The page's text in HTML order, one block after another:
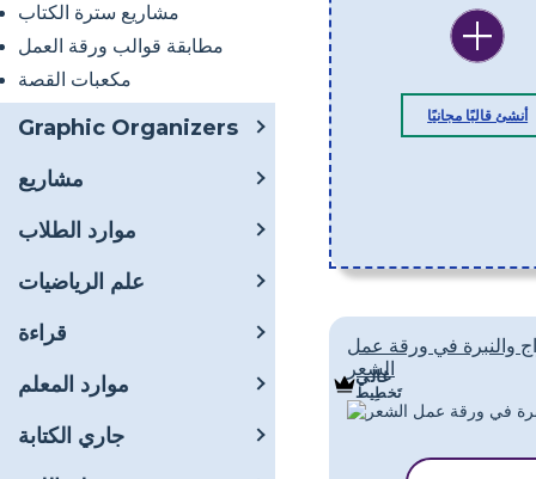
مشاريع سترة الكتاب
مطابقة قوالب ورقة العمل
مكعبات القصة
Graphic Organizers
مشاريع
موارد الطلاب
علم الرياضيات
قراءة
موارد المعلم
جاري الكتابة
أنشئ قالبًا مجانيًا
والنبرة في ورقة عمل
الشعر
غالي
تَخطِيط